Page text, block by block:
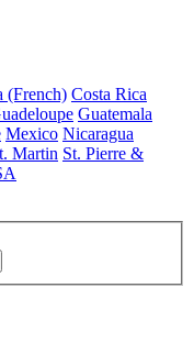
(French) Costa Rica
Guatemala
Mexico Nicaragua
Martin St. Pierre &